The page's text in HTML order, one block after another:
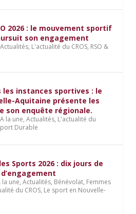
2026 : le mouvement sportif
son engagement
Actualités, L'actualité du CROS, RSO &
les instances sportives : le
Aquitaine présente les
son enquête régionale.
A la une,Actualités, L'actualité du
Durable
Sports 2026 : dix jours de
la une,Actualités, Bénévolat, Femmes
du CROS, Le sport en Nouvelle-